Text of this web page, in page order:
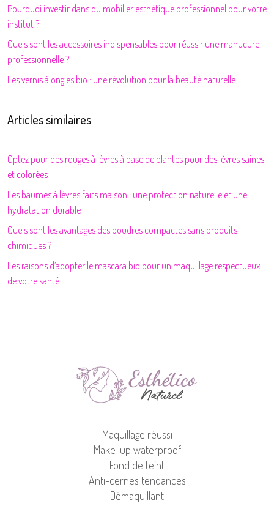
Pourquoi investir dans du mobilier esthétique professionnel pour votre
institut ?
Quels sont les accessoires indispensables pour réussir une manucure
professionnelle ?
Les vernis à ongles bio : une révolution pour la beauté naturelle
Articles similaires
Optez pour des rouges à lèvres à base de plantes pour des lèvres saines
et colorées
Les baumes à lèvres faits maison : une protection naturelle et une
hydratation durable
Quels sont les avantages des poudres compactes sans produits
chimiques ?
Les raisons d’adopter le mascara bio pour un maquillage respectueux
de votre santé
Maquillage réussi
Make-up waterproof
Fond de teint
Anti-cernes tendances
Démaquillant